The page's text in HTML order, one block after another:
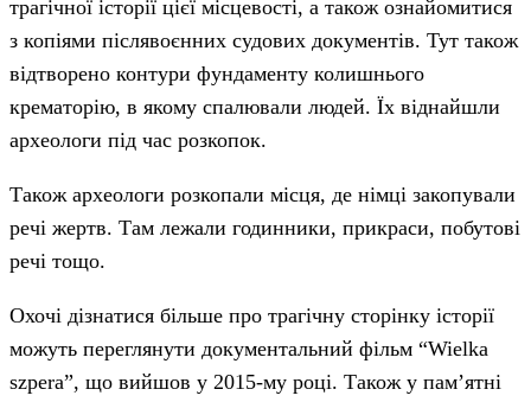
трагічної історії цієї місцевості, а також ознайомитися
з копіями післявоєнних судових документів. Тут також
відтворено контури фундаменту колишнього
крематорію, в якому спалювали людей. Їх віднайшли
археологи під час розкопок.
Також археологи розкопали місця, де німці закопували
речі жертв. Там лежали годинники, прикраси, побутові
речі тощо.
Охочі дізнатися більше про трагічну сторінку історії
можуть переглянути документальний фільм “Wielka
szpera”, що вийшов у 2015-му році. Також у пам’ятні